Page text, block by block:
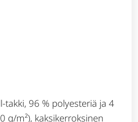
takki, 96 % polyesteriä ja 4
g/m²), kaksikerroksinen